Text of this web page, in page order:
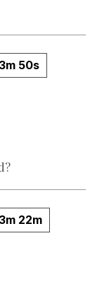
3m 50s
3m 22m